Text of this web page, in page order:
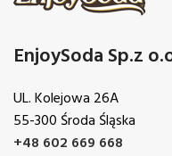
EnjoySoda Sp.z
UL. Kolejowa 26A
55-300 Środa Śląska
+48 602 669 668